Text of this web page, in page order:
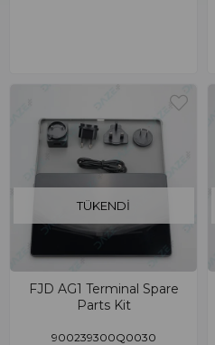
TÜKENDI
FJD AG1 Terminal Spare
Parts Kit
900239300Q0030